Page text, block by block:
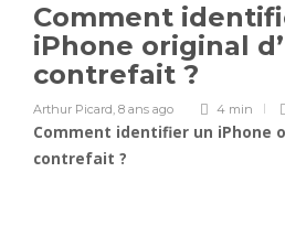
Comment
iPhone original
contrefait ?
Arthur Picard, 8 ans ago 4 min
Comment identifier un iPhone
contrefait ?